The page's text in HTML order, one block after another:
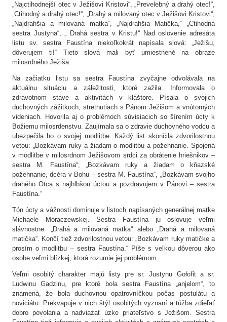
„Najctihodnejší otec v Ježišovi Kristovi“, „Prevelebný a drahý otec!“,
„Ctihodný a drahý otec!“, „Drahý a milovaný otec v Ježišovi Kristovi“,
„Najdrahšia a milovaná matka“, „Najdrahšia Matička,“ „Ctihodná
sestra Justyna“, „ Drahá sestra v Kristu!“ Nad oslovenie adresáta
listu sv. sestra Faustína niekoľkokrát napísala slová: „Ježišu,
dôverujem ti!“ Tieto slová mali byť umiestnené na obraze
milosrdného Ježiša.
Na začiatku listu sa sestra Faustína zvyčajne odvolávala na
aktuálnu situáciu a záležitosti, ktoré zažila. Informovala o
zdravotnom stave a aktivitách v kláštore. Písala o svojich
duchovných zážitkoch, stretnutiach s Pánom Ježišom a vnútorných
videniach. Hovorila aj o problémoch súvisiacich so šírením úcty k
Božiemu milosrdenstvu. Zaujímala sa o zdravie duchovného vodcu a
ubezpečila ho o svojej modlitbe. Každý list skončila zdvorilostnou
vetou: „Bozkávam ruky a žiadam o modlitbu a požehnanie. Spojená
v modlitbe v milosrdnom Ježišovom srdci za obrátenie hriešnikov –
sestra M. Faustína“; „Bozkávam ruky a žiadam o kňazské
požehnanie, dcéra v Bohu – sestra M. Faustína“, „Bozkávam svojho
drahého Otca s najhlbšou úctou a pozdravujem v Pánovi – sestra
Faustína.“
Tón úcty a vážnosti dominuje v listoch napísaných generálnej matke
Michaele Moraczewskej. Sestra Faustína ju oslovuje veľmi
slávnostne: „Drahá a milovaná matka“ alebo „Drahá a milovaná
matička“. Končí tiež zdvorilostnou vetou: „Bozkávam ruky matičke a
prosím o modlitbu – sestra Faustína.“ Píše s veľkou dôverou ako
osobe veľmi blízkej, ktorá rozumie jej problémom.
Veľmi osobitý charakter majú listy pre sr. Justynu Gołofit a sr.
Ludwinu Gadzinu, pre ktoré bola sestra Faustína „anjelom“, to
znamená, že bola duchovnou opatrovníčkou počas postulátu a
noviciátu. Prekvapuje v nich štýl osobitých vyznaní a túžba zdieľať
dobro povolania a nadviazať úzke priateľstvo s Ježišom. Sestra